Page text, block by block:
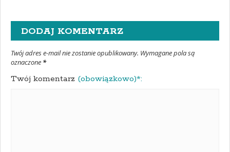
DODAJ KOMENTARZ
Twój adres e-mail nie zostanie opublikowany. Wymagane pola są
oznaczone *
Twój komentarz (obowiązkowo)*: